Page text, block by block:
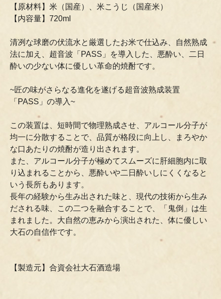
【原材料】米（国産）、米こうじ（国産米）
【内容量】720ml
清冽な球磨の伏流水と厳選したお米で仕込み、自然熟成
法に加え、超音波「PASS」を導入した、悪酔い、二日
酔いの少ない体に優しい革命的焼酎です。
~匠の味がさらなる進化を遂げる超音波熟成装置
「PASS」の導入~
この装置は、短時間で物理熟成させ、アルコール分子が
均一に分散することで、品質が格段に向上し、まろやか
な口あたりの焼酎が造り出されます。
また、アルコール分子が極めてスムーズに肝細胞内に取
り込まれることから、悪酔いや二日酔いしにくくなると
いう長所もあります。
長年の経験から生み出された味と、現代の技術から生み
だされる味、この二つを融合することで、「鬼倒」は生
まれました。大自然の恵みから演出された、体に優しい
大石の自信作です。
【製造元】合資会社大石酒造場